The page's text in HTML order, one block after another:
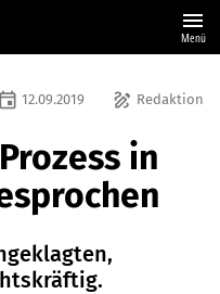
menu
Menü
draw Redaktion
event 12.09.2019
in